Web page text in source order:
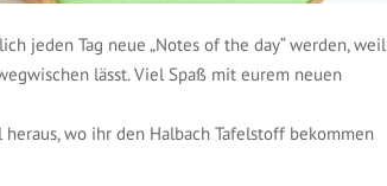
jeden Tag neue „Notes of the day“ werden, weil
lässt. Viel Spaß mit eurem neuen
wo ihr den Halbach Tafelstoff bekommen